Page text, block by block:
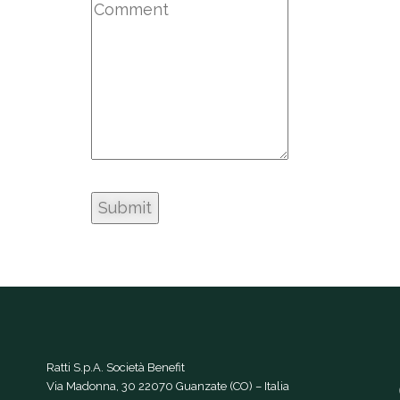
Ratti S.p.A. Società Benefit
Via Madonna, 30 22070 Guanzate (CO) – Italia